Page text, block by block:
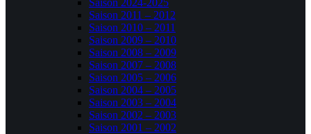
Saison 2024-2025
Saison 2011 – 2012
Saison 2010 – 2011
Saison 2009 – 2010
Saison 2008 – 2009
Saison 2007 – 2008
Saison 2005 – 2006
Saison 2004 – 2005
Saison 2003 – 2004
Saison 2002 – 2003
Saison 2001 – 2002